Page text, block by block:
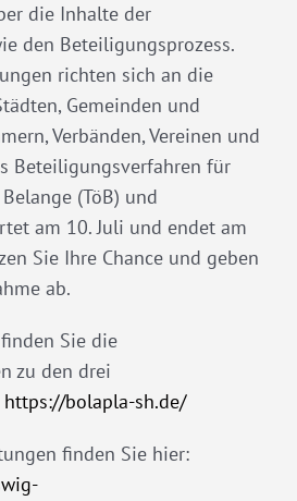
die Inhalte der
den Beteiligungsprozess.
richten sich an die
Gemeinden und
Verbänden, Vereinen und
Beteiligungsverfahren für
(TöB) und
am 10. Juli und endet am
Sie Ihre Chance und geben
ab.
Sie die
zu den drei
https://bolapla-sh.de/
finden Sie hier: